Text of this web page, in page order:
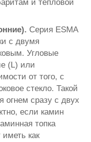
и тепловой
Серия ESMA
с двумя
Угловые
(L) или
от того, с
стекло. Такой
огнем сразу с двух
если камин
топка
иметь как